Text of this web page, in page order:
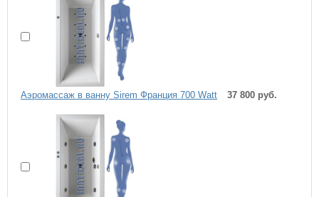
Аэромассаж в ванну Sirem Франция 700 Watt 37 800 руб.